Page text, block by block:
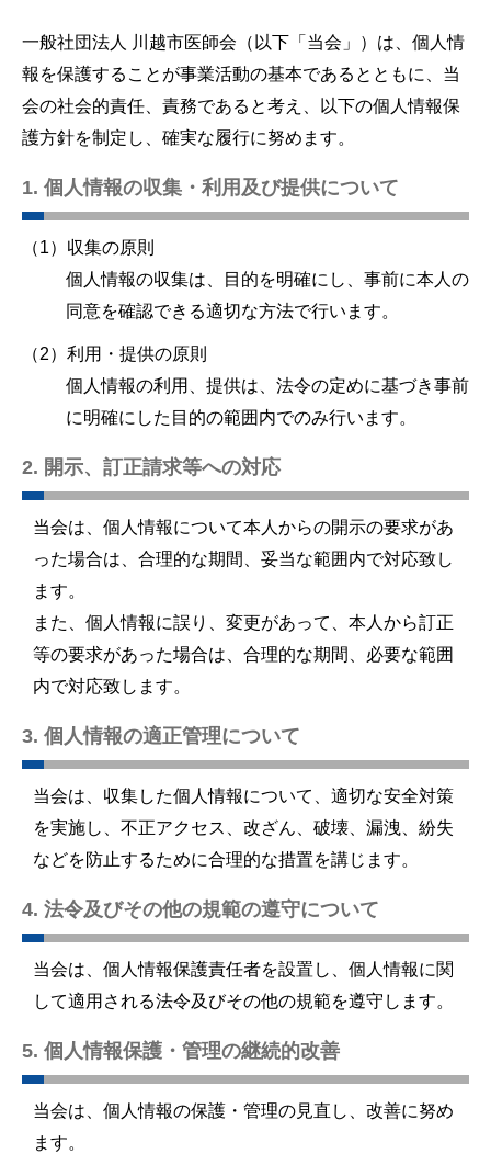
一般社団法人 川越市医師会（以下「当会」）は、個人情
報を保護することが事業活動の基本であるとともに、当
会の社会的責任、責務であると考え、以下の個人情報保
護方針を制定し、確実な履行に努めます。
1. 個人情報の収集・利用及び提供について
（1）収集の原則
個人情報の収集は、目的を明確にし、事前に本人の
同意を確認できる適切な方法で行います。
（2）利用・提供の原則
個人情報の利用、提供は、法令の定めに基づき事前
に明確にした目的の範囲内でのみ行います。
2. 開示、訂正請求等への対応
当会は、個人情報について本人からの開示の要求があ
った場合は、合理的な期間、妥当な範囲内で対応致し
ます。
また、個人情報に誤り、変更があって、本人から訂正
等の要求があった場合は、合理的な期間、必要な範囲
内で対応致します。
3. 個人情報の適正管理について
当会は、収集した個人情報について、適切な安全対策
を実施し、不正アクセス、改ざん、破壊、漏洩、紛失
などを防止するために合理的な措置を講じます。
4. 法令及びその他の規範の遵守について
当会は、個人情報保護責任者を設置し、個人情報に関
して適用される法令及びその他の規範を遵守します。
5. 個人情報保護・管理の継続的改善
当会は、個人情報の保護・管理の見直し、改善に努め
ます。